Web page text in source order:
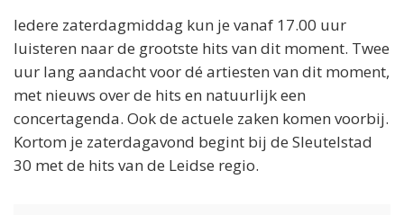
Iedere zaterdagmiddag kun je vanaf 17.00 uur
luisteren naar de grootste hits van dit moment. Twee
uur lang aandacht voor dé artiesten van dit moment,
met nieuws over de hits en natuurlijk een
concertagenda. Ook de actuele zaken komen voorbij.
Kortom je zaterdagavond begint bij de Sleutelstad
30 met de hits van de Leidse regio.